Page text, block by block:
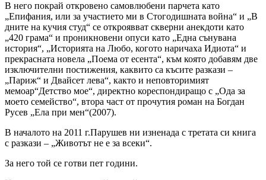
В него покрай откровено самовлюбени парчета като
„Епифания, или за участието ми в Стогодишната война“ и „В
дните на кучия студ“ се откроявват скверни анекдоти като
„420 грама“ и проникновени опуси като „Една сънувана
история“, „Историята на Любо, когото наричаха Идиота“ и
прекрасната новела „Поема от есента“, към която добавям две
изключителни постижения, каквито са късите разкази –
„Париж“ и Двайсет лева“, както и неповторимият
мемоар“Детство мое“, директно кореспондиращо с „Ода за
моето семейство“, втора част от прочутия роман на Богдан
Русев „Ела при мен“(2007).
В началото на 2011 г.Парушев ни изненада с третата си книга
с разкази – „Животът не е за всеки“.
За него той се готви пет години.